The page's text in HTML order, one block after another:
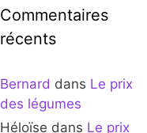
Commentaires
récents
Bernard dans Le prix
des légumes
Héloïse dans Le prix